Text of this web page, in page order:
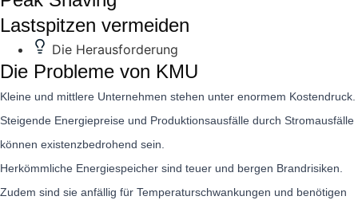
Lastspitzen vermeiden
Die Herausforderung
Die Probleme von KMU
Kleine und mittlere Unternehmen stehen unter enormem Kostendruck.
Steigende Energiepreise und Produktionsausfälle durch Stromausfälle
können existenzbedrohend sein.
Herkömmliche Energiespeicher sind teuer und bergen Brandrisiken.
Zudem sind sie anfällig für Temperaturschwankungen und benötigen